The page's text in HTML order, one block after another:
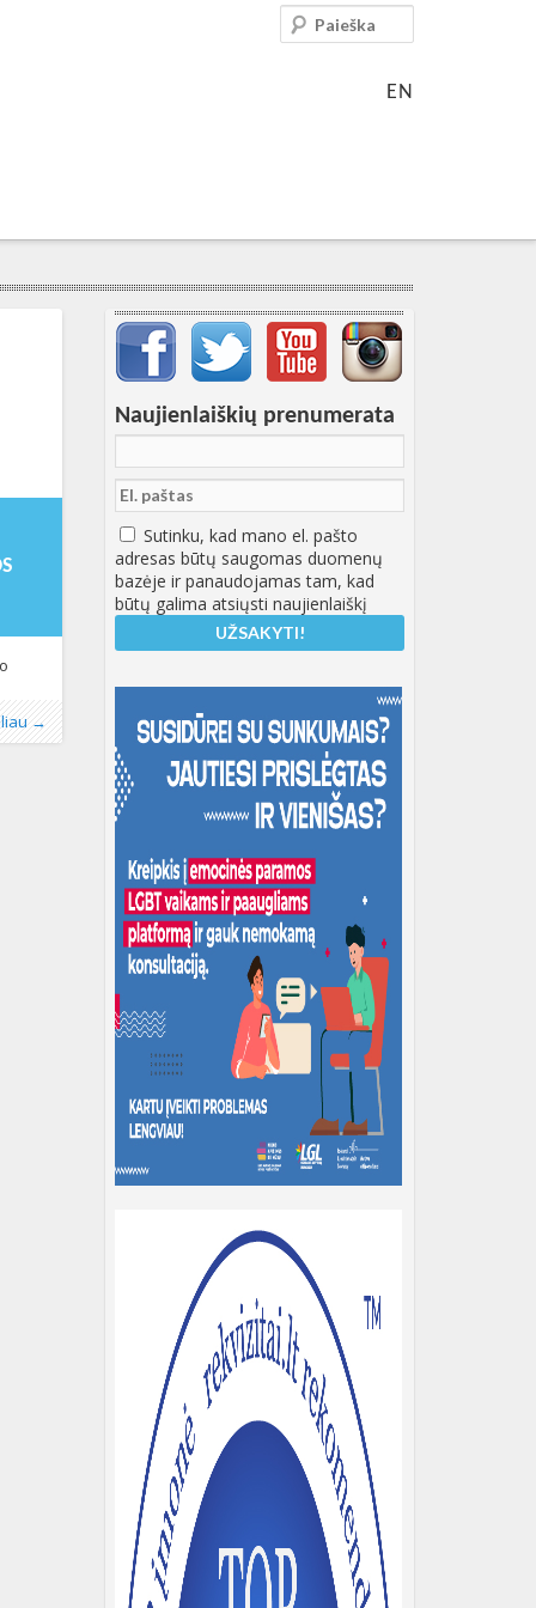
EN
Paieška
Svarbių įrašų meniu
Naujienlaiškių prenumerata
Sutinku, kad mano el. pašto
adresas būtų saugomas duomenų
bazėje ir panaudojamas tam, kad
būtų galima atsiųsti naujienlaiškį
→
349